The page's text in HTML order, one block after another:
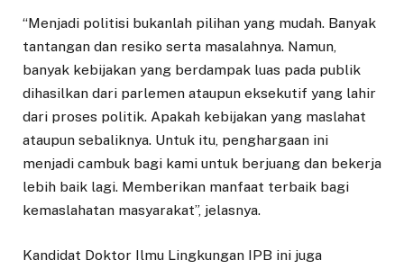
“Menjadi politisi bukanlah pilihan yang mudah. Banyak
tantangan dan resiko serta masalahnya. Namun,
banyak kebijakan yang berdampak luas pada publik
dihasilkan dari parlemen ataupun eksekutif yang lahir
dari proses politik. Apakah kebijakan yang maslahat
ataupun sebaliknya. Untuk itu, penghargaan ini
menjadi cambuk bagi kami untuk berjuang dan bekerja
lebih baik lagi. Memberikan manfaat terbaik bagi
kemaslahatan masyarakat”, jelasnya.
Kandidat Doktor Ilmu Lingkungan IPB ini juga